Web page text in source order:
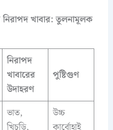
নিরাপদ খাবার: তুলনামূলক
নিরাপদ
খাবারের
উদাহরণ
পুষ্টিগুণ
ভাত,
উচ্চ